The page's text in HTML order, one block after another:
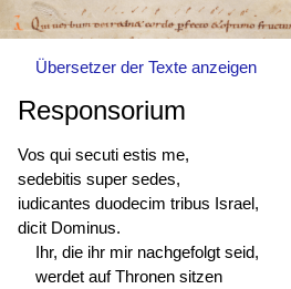
Übersetzer der Texte anzeigen
Responsorium
Vos qui secuti estis me,
sedebitis super sedes,
iudicantes duodecim tribus Israel,
dicit Dominus.
Ihr, die ihr mir nachgefolgt seid,
werdet auf Thronen sitzen